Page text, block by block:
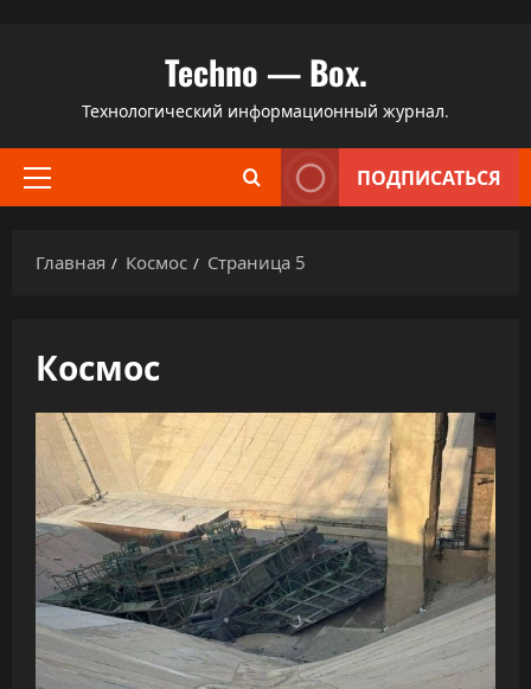
содержимому
Techno — Box.
Технологический информационный журнал.
Основное
ПОДПИСАТЬСЯ
Главная Космос Страница 5
Космос